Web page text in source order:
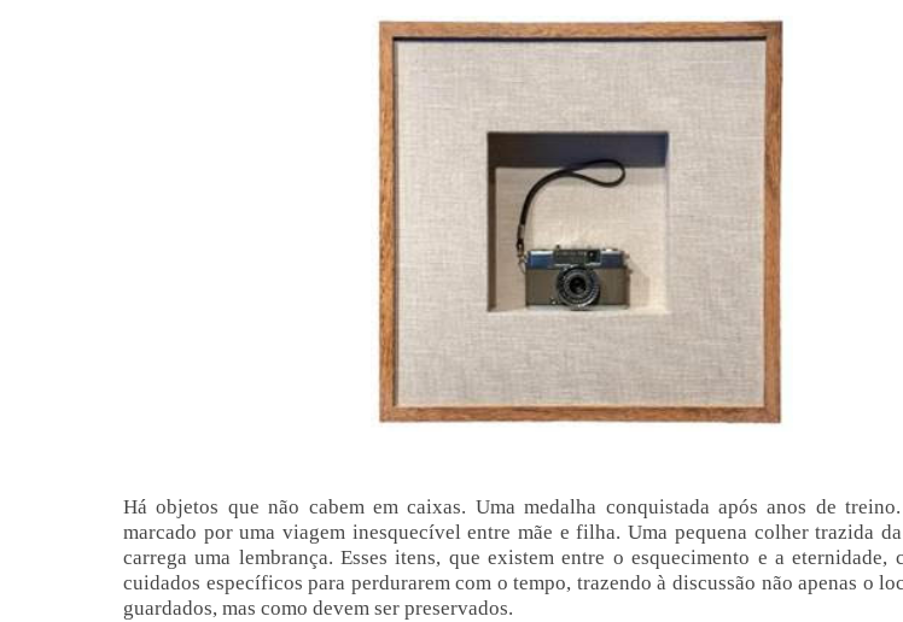
Há objetos que não cabem em caixas. Uma medalha conquistada após anos de
marcado por uma viagem inesquecível entre mãe e filha. Uma pequena colher trazida
carrega uma lembrança. Esses itens, que existem entre o esquecimento e a eternidade,
cuidados específicos para perdurarem com o tempo, trazendo à discussão não apenas o
guardados, mas como devem ser preservados.